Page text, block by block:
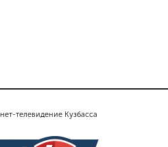
телевидение Кузбасса